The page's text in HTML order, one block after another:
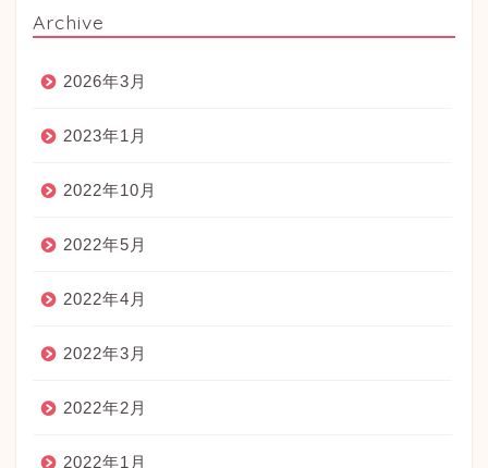
Archive
2026年3月
2023年1月
2022年10月
2022年5月
2022年4月
2022年3月
2022年2月
2022年1月